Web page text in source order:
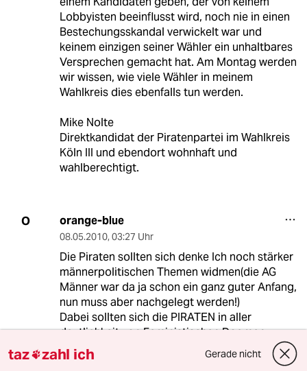
Lobbyisten beeinflusst wird, noch nie in einen
Bestechungsskandal verwickelt war und
keinem einzigen seiner Wähler ein unhaltbares
Versprechen gemacht hat. Am Montag werden
wir wissen, wie viele Wähler in meinem
Wahlkreis dies ebenfalls tun werden.
Mike Nolte
Direktkandidat der Piratenpartei im Wahlkreis
Köln III und ebendort wohnhaft und
wahlberechtigt.
O orange-blue
08.05.2010, 03:27 Uhr
Die Piraten sollten sich denke Ich noch stärker
männerpolitischen Themen widmen(die AG
Männer war da ja schon ein ganz guter Anfang,
nun muss aber nachgelegt werden!)
Dabei sollten sich die PIRATEN in aller
deutlichkeit von Feministischen Dogmen
distanzieren:
Mit der Linie hätte die PP dann ein für viele
taz zahl ich Gerade nicht